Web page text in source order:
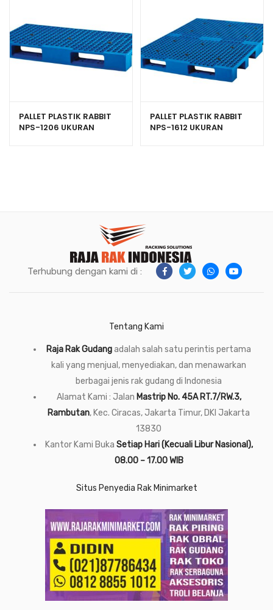
PALLET PLASTIK RABBIT
NPS-1206 UKURAN
PALLET PLASTIK RABBIT
NPS-1612 UKURAN
Terhubung dengan kami di :
Tentang Kami
Raja Rak Gudangadalah salah satu perintis pertama
kali yang menjual, menyediakan, dan menawarkan
berbagai jenis rak gudang di Indonesia
Alamat Kami : Jalan Mastrip No. 45A RT.7/RW.3,
Rambutan, Kec. Ciracas, Jakarta Timur, DKI Jakarta
13830
Kantor Kami Buka Setiap Hari (Kecuali Libur Nasional),
08.00 – 17.00 WIB
Situs Penyedia Rak Minimarket